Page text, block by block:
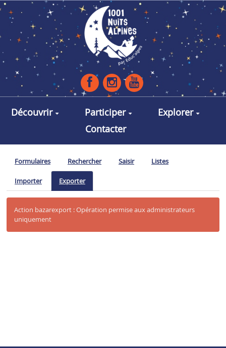
Aller au contenu principal
Découvrir Participer
Explorer
Contacter
Formulaires Rechercher Saisir Listes
Importer Exporter
Action bazarexport : Opération permise aux administrateurs
uniquement